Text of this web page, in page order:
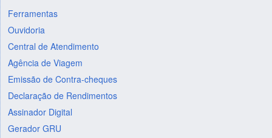
Ferramentas
Ouvidoria
Central de Atendimento
Agência de Viagem
Emissão de Contra-cheques
Declaração de Rendimentos
Assinador Digital
Gerador GRU